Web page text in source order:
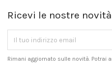
Ricevi le nostre
Rimani aggiornato sulle novità. Potrai